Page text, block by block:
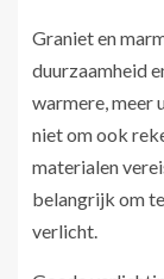
Graniet en
duurzaamheid
warmere, meer
niet om ook
materialen
belangrijk om
verlicht.